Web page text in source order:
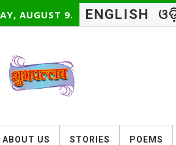
AUGUST 9. ENGLISH
ABOUT US STORIES POEMS